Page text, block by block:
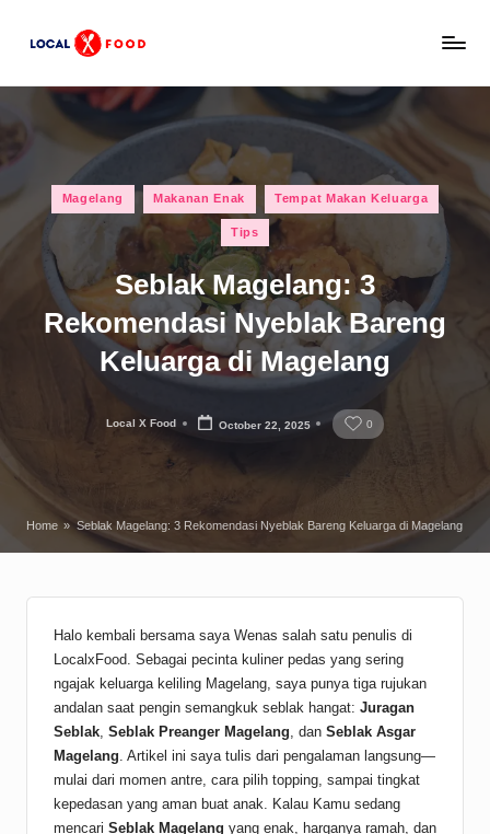
c
l
makan,
wisata
keluarga
Indonesia.
Posted
in
Magelang Makanan Enak Tempat Makan Keluarga
Tips
Seblak Magelang: 3
Rekomendasi Nyeblak Bareng
Keluarga di Magelang
Posted
Local X Food October 22, 2025 0
Home » Seblak Magelang: 3 Rekomendasi Nyeblak Bareng Keluarga di Magelang
Halo kembali bersama saya Wenas salah satu penulis di
LocalxFood. Sebagai pecinta kuliner pedas yang sering
ngajak keluarga keliling Magelang, saya punya tiga rujukan
andalan saat pengin semangkuk seblak hangat: Juragan
Seblak Seblak Preanger Magelang , dan Seblak Asgar
Magelang . Artikel ini saya tulis dari pengalaman langsung—
mulai dari momen antre, cara pilih topping, sampai tingkat
kepedasan yang aman buat anak. Kalau Kamu sedang
mencari Seblak Magelang yang enak, harganya ramah, dan